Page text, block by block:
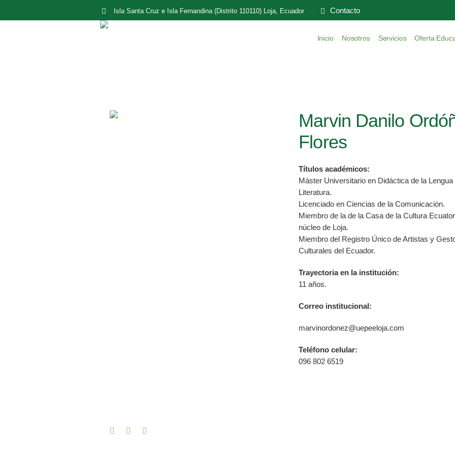
Isla Santa Cruz e Isla Fernandina (Distrito 110110) Loja, Ecuador Contacto
Inicio Nosotros Servicios Oferta
Marvin Danilo
Flores
Títulos académicos:
Máster Universitario en Didáctica de la Lengua
Literatura.
Licenciado en Ciencias de la Comunicación.
Miembro de la de la Casa de la Cultura
núcleo de Loja.
Miembro del Registro Único de Artistas y
Culturales del Ecuador.
Trayectoria en la institución:
11 años.
Correo institucional:
marvinordonez@uepeeloja.com
Teléfono celular:
096 802 6519